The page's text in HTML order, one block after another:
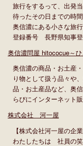
旅行をするって、出発
待ったその日までの時
奥信濃にある小さな旅
登録番号 長野県知事
奥信濃問屋 hitococue～ひ
奥信濃の商品・お土産
り物として扱う品々や
品・お土産品など、奥
らびにインターネット販
株式会社 河一屋
【株式会社河一屋の企業
わたしたちは 社員の